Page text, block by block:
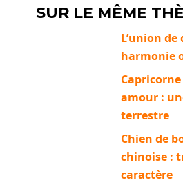
SUR LE MÊME
L’union
harmonie
amour :
terrestre
Chien de
chinoise :
caractère